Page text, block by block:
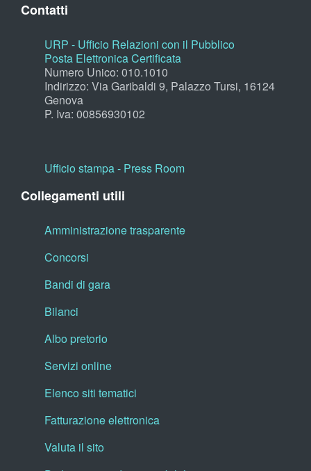
Contatti
URP - Ufficio Relazioni con il Pubblico
Posta Elettronica Certificata
Numero Unico: 010.1010
Indirizzo: Via Garibaldi 9, Palazzo Tursi, 16124
Genova
P. Iva: 00856930102
Ufficio stampa - Press Room
Collegamenti utili
Amministrazione trasparente
Concorsi
Bandi di gara
Bilanci
Albo pretorio
Servizi online
Elenco siti tematici
Fatturazione elettronica
Valuta il sito